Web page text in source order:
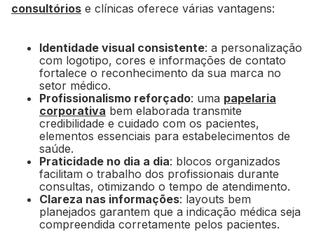
consultórios e clínicas oferece várias vantagens:
Identidade visual consistente: a personalização
com logotipo, cores e informações de contato
fortalece o reconhecimento da sua marca no
setor médico.
Profissionalismo reforçado: uma papelaria
corporativa bem elaborada transmite
credibilidade e cuidado com os pacientes,
elementos essenciais para estabelecimentos de
saúde.
Praticidade no dia a dia: blocos organizados
facilitam o trabalho dos profissionais durante
consultas, otimizando o tempo de atendimento.
Clareza nas informações: layouts bem
planejados garantem que a indicação médica seja
compreendida corretamente pelos pacientes.